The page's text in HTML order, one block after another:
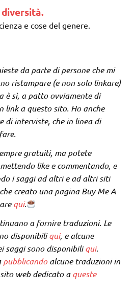
e cose del genere.
da parte di persone che mi
ristampare (e non solo linkare)
è sì, a patto ovviamente di
a questo sito. Ho anche
di interviste, che in linea di
gratuiti, ma potete
like e commentando, e
i saggi ad altri e ad altri siti
creato una pagina Buy Me A
qui.
a fornire traduzioni. Le
disponibiliqui, e alcune
saggi sono disponibiliqui.
pubblicandoalcune traduzioni in
web dedicato aqueste